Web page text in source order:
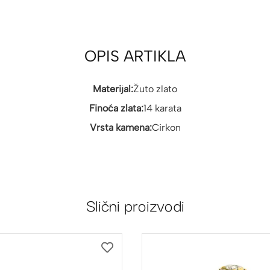
OPIS ARTIKLA
Materijal:Žuto zlato
Finoća zlata:14 karata
Vrsta kamena:Cirkon
Slični proizvodi